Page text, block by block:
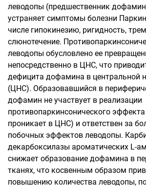
леводопы (предшественник
устраняет симптомы болезни
числе гипокинезию, ригидность,
слюнотечение.
леводопы обусловлено ее
непосредственно в ЦНС, что
дефицита дофамина в центральной
(ЦНС). Образовавшийся в
дофамин не участвует в реализации
противопаркинсонического
проникает в ЦНС) и ответствен за
побочных эффектов леводопы.
декарбоксилазы ароматических L-
снижает образование дофамина в
тканях, что косвенным образом
повышению количества леводопы,